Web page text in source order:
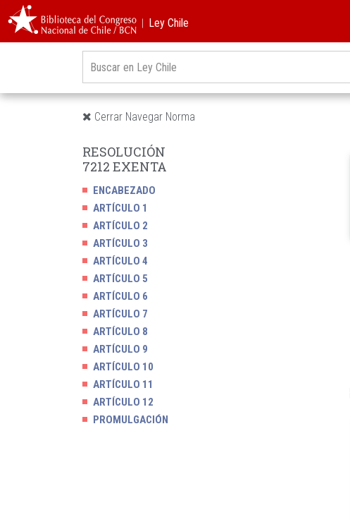
︱Ley Chile
Cerrar Navegar Norma
RESOLUCIÓN
7212 EXENTA
ENCABEZADO
ARTÍCULO 1
ARTÍCULO 2
ARTÍCULO 3
ARTÍCULO 4
ARTÍCULO 5
ARTÍCULO 6
ARTÍCULO 7
ARTÍCULO 8
ARTÍCULO 9
ARTÍCULO 10
ARTÍCULO 11
ARTÍCULO 12
PROMULGACIÓN